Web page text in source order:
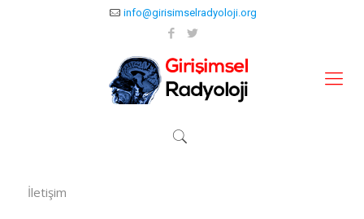
info@girisimselradyoloji.org
İletişim